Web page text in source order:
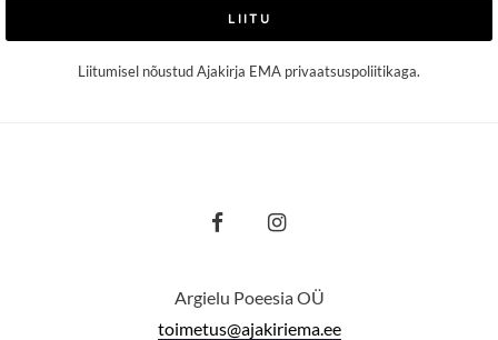
LIITU
Liitumisel nõustud Ajakirja EMA privaatsuspoliitikaga.
Argielu Poeesia OÜ
toimetus@ajakiriema.ee